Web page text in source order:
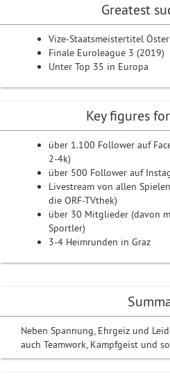
Neben Spannung, Ehrgeiz und
auch Teamwork, Kampfgeist und
Greatest
Vize-Staatsmeistertitel
Finale Euroleague 3 (2019)
Unter Top 35 in Europa
Key figures
über 1.100 Follower auf
2-4k)
über 500 Follower auf
Livestream von allen
die ORF-TVthek)
über 30 Mitglieder (davon
Sportler)
3-4 Heimrunden in Graz